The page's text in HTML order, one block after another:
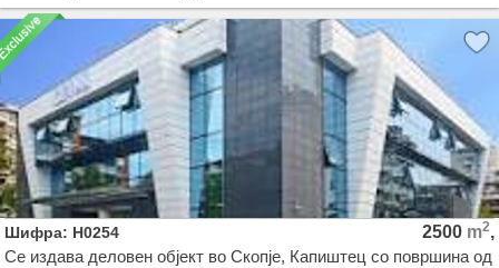
Шифра: H0254 2500 m2,
Се издава деловен објект во Скопје, Капиштец со површина од